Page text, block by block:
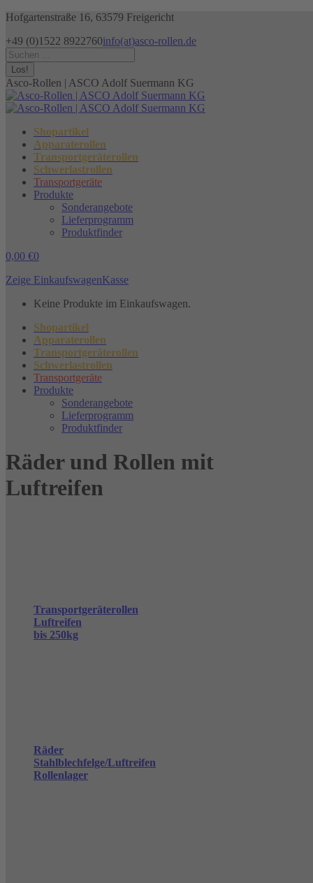
Zum
springen
Hofgartenstraße 16, 63579 Freigericht
+49 (0)1522 8922760info(at)asco-rollen.de
Facebook
page
opens
in
new
window
Instagram
page
opens
in
new
window
X
page
opens
in
new
window
Search:
Asco-Rollen | ASCO Adolf Suermann KG
Shopartikel
Apparaterollen
Transportgeräterollen
Schwerlastrollen
Transportgeräte
Produkte
Sonderangebote
Lieferprogramm
Produktfinder
0,00 €0
Zeige EinkaufswagenKasse
Keine Produkte im Einkaufswagen.
Shopartikel
Apparaterollen
Transportgeräterollen
Schwerlastrollen
Transportgeräte
Produkte
Sonderangebote
Lieferprogramm
Produktfinder
Räder und Rollen mit
Luftreifen
Transportgeräterollen
Luftreifen
bis 250kg
Räder
Stahlblechfelge/Luftreifen
Rollenlager